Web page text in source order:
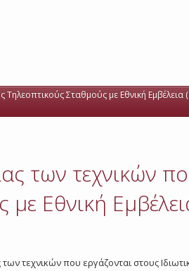
Σταθμούς με Εθνική Εμβέλεια (
των τεχνικών
με Εθνική
τεχνικών που εργάζονται στους